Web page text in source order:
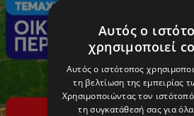
Αυτός ο
χρησιμοποιεί
Αυτός ο ιστότοπος
τη βελτίωση της εμπειρίας
Χρησιμοποιώντας τον
τη συγκατάθεσή σας για